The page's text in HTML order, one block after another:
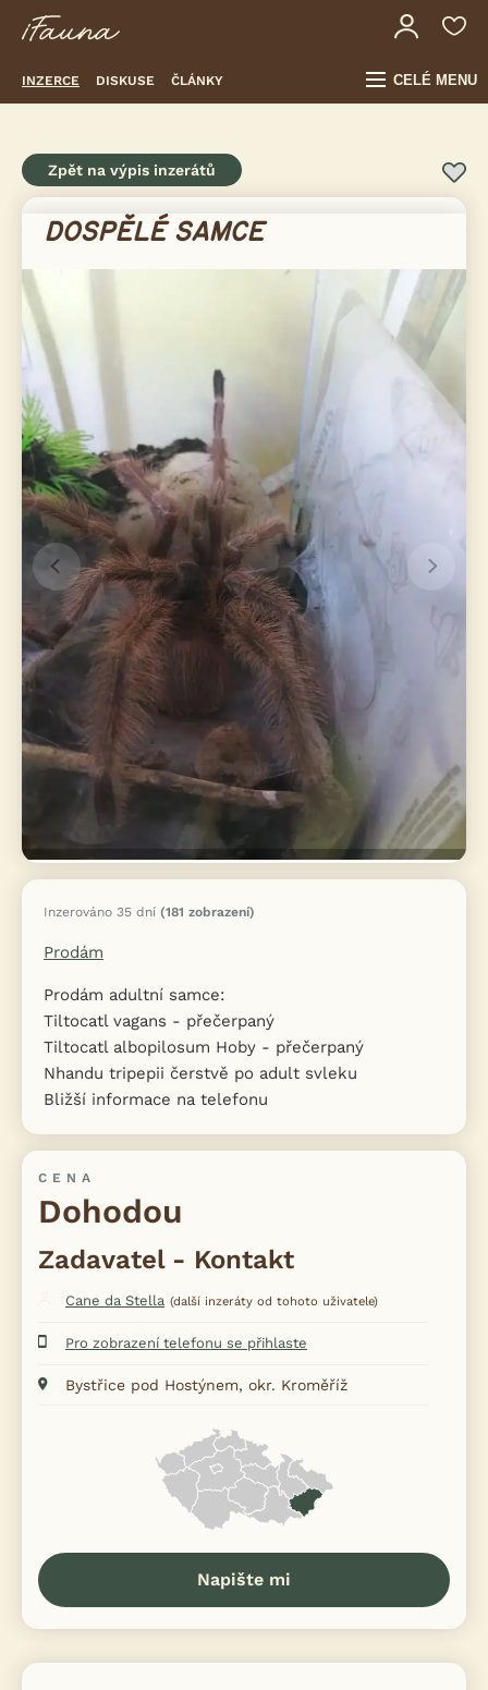
INZERCE DISKUSE ČLÁNKY CELÉ MENU
Zpět na výpis inzerátů
Inzerováno 35 dní (181 zobrazení)
Prodám
Prodám adultní samce:
Tiltocatl vagans - přečerpaný
Tiltocatl albopilosum Hoby - přečerpaný
Nhandu tripepii čerstvě po adult svleku
Bližší informace na telefonu
CENA
Dohodou
Zadavatel - Kontakt
Cane da Stella (další inzeráty od tohoto uživatele)
Pro zobrazení telefonu se přihlaste
Bystřice pod Hostýnem, okr. Kroměříž
Napište mi
DOSPĚLÉ SAMCE